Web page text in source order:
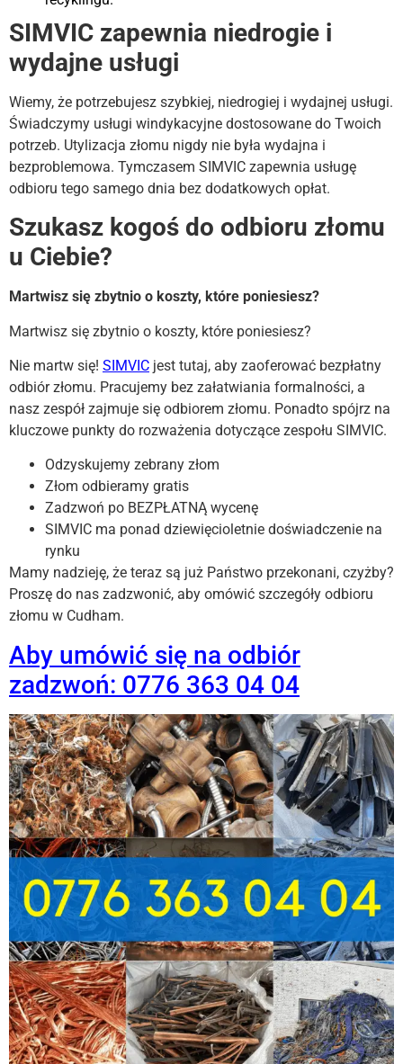
SIMVIC zapewnia niedrogie i
wydajne usługi
Wiemy, że potrzebujesz szybkiej, niedrogiej i wydajnej usługi.
Świadczymy usługi windykacyjne dostosowane do Twoich
potrzeb. Utylizacja złomu nigdy nie była wydajna i
bezproblemowa. Tymczasem SIMVIC zapewnia usługę
odbioru tego samego dnia bez dodatkowych opłat.
Szukasz kogoś do odbioru złomu
u Ciebie?
Martwisz się zbytnio o koszty, które poniesiesz?
Martwisz się zbytnio o koszty, które poniesiesz?
Nie martw się! SIMVIC jest tutaj, aby zaoferować bezpłatny
odbiór złomu. Pracujemy bez załatwiania formalności, a
nasz zespół zajmuje się odbiorem złomu. Ponadto spójrz na
kluczowe punkty do rozważenia dotyczące zespołu SIMVIC.
Odzyskujemy zebrany złom
Złom odbieramy gratis
Zadzwoń po BEZPŁATNĄ wycenę
SIMVIC ma ponad dziewięcioletnie doświadczenie na
rynku
Mamy nadzieję, że teraz są już Państwo przekonani, czyżby?
Proszę do nas zadzwonić, aby omówić szczegóły odbioru
złomu w Cudham.
Aby umówić się na odbiór
zadzwoń: 0776 363 04 04